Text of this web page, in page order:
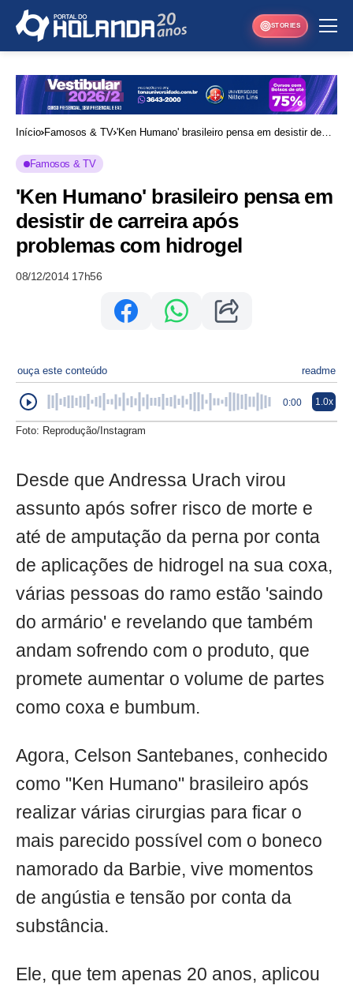
STORIES
Início Famosos & TV 'Ken Humano' brasileiro pensa em desistir de
Famosos & TV
'Ken Humano' brasileiro pensa em
desistir de carreira após
problemas com hidrogel
08/12/2014 17h56
ouça este conteúdo readme
0:00 1.0x
Foto: Reprodução/Instagram
Desde que Andressa Urach virou
assunto após sofrer risco de morte e
até de amputação da perna por conta
de aplicações de hidrogel na sua coxa,
várias pessoas do ramo estão 'saindo
do armário' e revelando que também
andam sofrendo com o produto, que
promete aumentar o volume de partes
como coxa e bumbum.
Agora, Celson Santebanes, conhecido
como "Ken Humano" brasileiro após
realizar várias cirurgias para ficar o
mais parecido possível com o boneco
namorado da Barbie, vive momentos
de angústia e tensão por conta da
substância.
Ele, que tem apenas 20 anos, aplicou